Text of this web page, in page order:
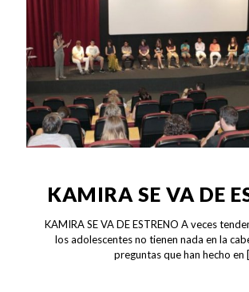
KAMIRA SE VA DE
KAMIRA SE VA DE ESTRENO A veces
los adolescentes no tienen nada en la
preguntas que han hecho en